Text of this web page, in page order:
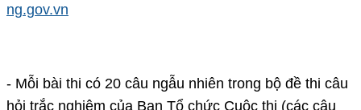
ng.gov.vn
- Mỗi bài thi có 20 câu ngẫu nhiên trong bộ đề thi câu
hỏi trắc nghiệm của Ban Tổ chức Cuộc thi (các câu